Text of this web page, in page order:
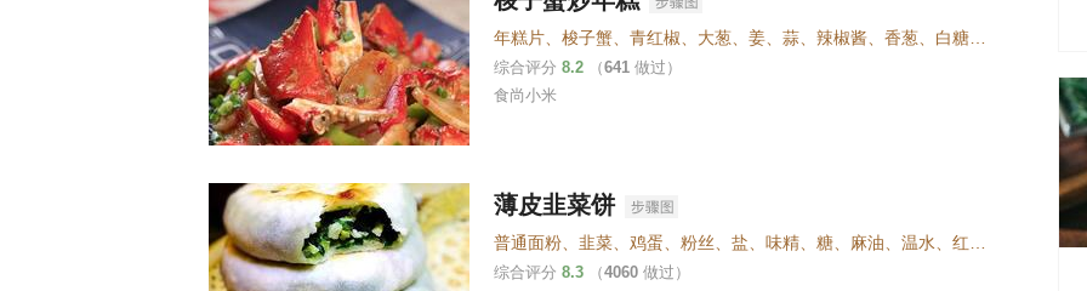
综合评分 8.2 （641 做过）
食尚小米
薄皮韭菜饼
综合评分 8.3 （4060 做过）